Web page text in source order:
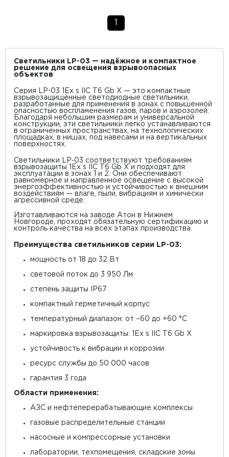
Светильники LP‑03 — надёжное и компактное
решение для освещения взрывоопасных
объектов
Серия LP‑03 1Ex s IIC T6 Gb X — это компактные
взрывозащищённые светодиодные светильники,
разработанные для применения в зонах с повышенной
опасностью воспламенения газов, паров и аэрозолей.
Благодаря небольшим размерам и универсальной
конструкции, эти светильники легко устанавливаются
в ограниченных пространствах, на технологических
площадках, в нишах, под навесами и на вертикальных
поверхностях.
Светильники LP‑03 соответствуют требованиям
взрывозащиты 1Ex s IIC T6 Gb X и подходят для
эксплуатации в зонах 1 и 2. Они обеспечивают
равномерное и направленное освещение с высокой
энергоэффективностью и устойчивостью к внешним
воздействиям — влаге, пыли, вибрациям и химически
агрессивной среде.
Изготавливаются на заводе Атон в Нижнем
Новгороде, проходят обязательную сертификацию и
контроль качества на всех этапах производства.
Преимущества светильников серии LP‑03:
мощность от 18 до 32 Вт
световой поток до 3 950 Лм
степень защиты IP67
компактный герметичный корпус
температурный диапазон: от –60 до +60 °C
маркировка взрывозащиты: 1Ex s IIC T6 Gb X
устойчивость к вибрации и коррозии
ресурс службы до 50 000 часов
гарантия 3 года
Области применения:
АЗС и нефтеперерабатывающие комплексы
газовые распределительные станции
насосные и компрессорные установки
лаборатории, техпомещения, складские зоны